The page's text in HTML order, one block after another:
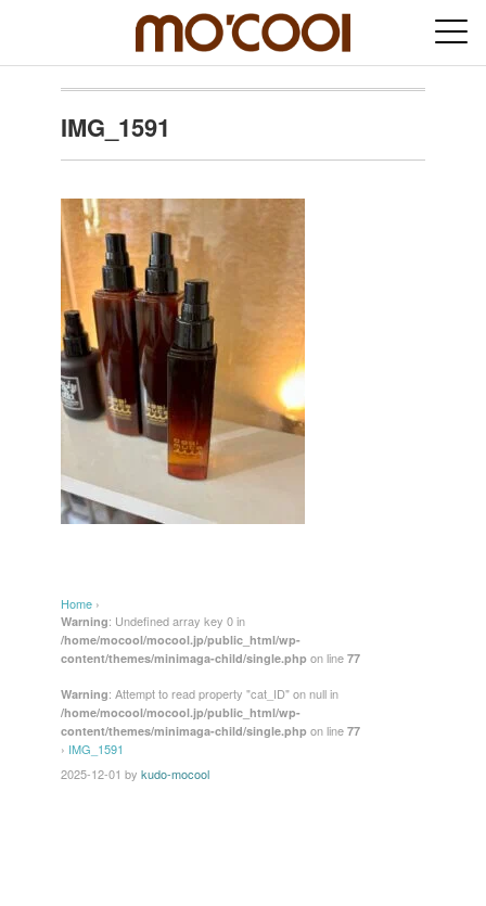
IMG_1591
Home ›
Warning: Undefined array key 0 in
/home/mocool/mocool.jp/public_html/wp-
content/themes/minimaga-child/single.php on line 77
Warning: Attempt to read property "cat_ID" on null in
/home/mocool/mocool.jp/public_html/wp-
content/themes/minimaga-child/single.php on line 77
› IMG_1591
2025-12-01 by kudo-mocool